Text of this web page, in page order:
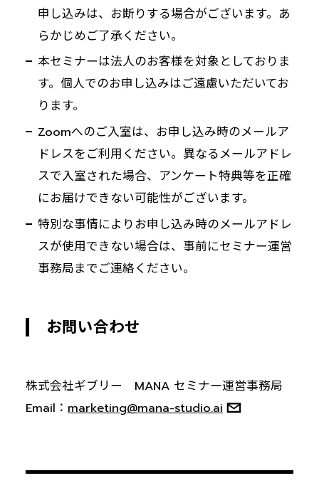
申し込みは、お断りする場合がございます。あ
らかじめご了承ください。
本セミナーは法人のお客様を対象としておりま
す。個人でのお申し込みはご遠慮いただいてお
ります。
Zoomへのご入室は、お申し込み時のメールア
ドレスをご利用ください。異なるメールアドレ
スで入室された場合、アンケート特典等を正確
にお届けできない可能性がございます。
特別な事情によりお申し込み時のメールアドレ
スが使用できない場合は、事前にセミナー運営
事務局までご連絡ください。
お問い合わせ
株式会社ギブリー MANA セミナー運営事務局
Email：marketing@mana-studio.ai